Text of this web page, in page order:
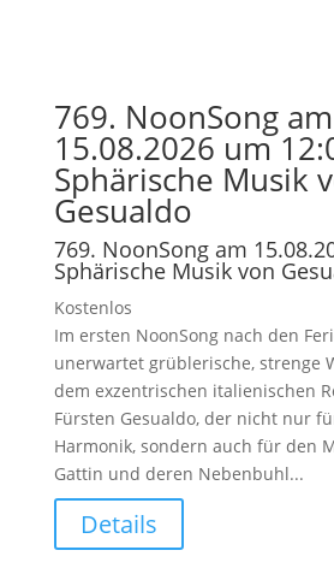
769. NoonSong am
15.08.2026 um
Sphärische Musik
Gesualdo
769. NoonSong am
Sphärische Musik von
Kostenlos
Im ersten NoonSong nach den
unerwartet grüblerische, strenge
dem exzentrischen italienischen
Fürsten Gesualdo, der nicht nur
Harmonik, sondern auch für den
Gattin und deren Nebenbuhl...
Details